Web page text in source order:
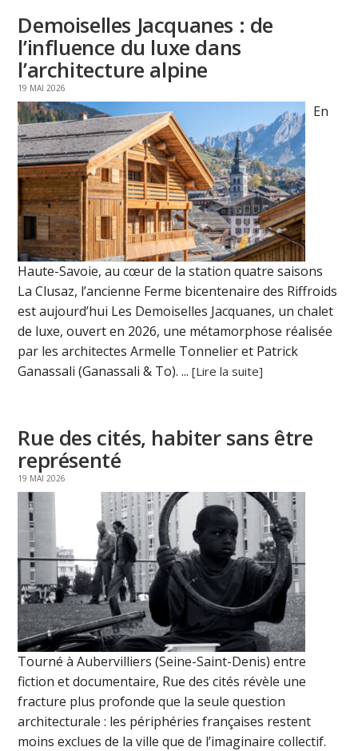
Demoiselles Jacquanes : de
l’influence du luxe dans
l’architecture alpine
19 MAI 2026
En
Haute-Savoie, au cœur de la station quatre saisons
La Clusaz, l’ancienne Ferme bicentenaire des Riffroids
est aujourd’hui Les Demoiselles Jacquanes, un chalet
de luxe, ouvert en 2026, une métamorphose réalisée
par les architectes Armelle Tonnelier et Patrick
Ganassali (Ganassali & To). ...[Lire la suite]
Rue des cités, habiter sans être
représenté
19 MAI 2026
Tourné à Aubervilliers (Seine-Saint-Denis) entre
fiction et documentaire, Rue des cités révèle une
fracture plus profonde que la seule question
architecturale : les périphéries françaises restent
moins exclues de la ville que de l’imaginaire collectif.